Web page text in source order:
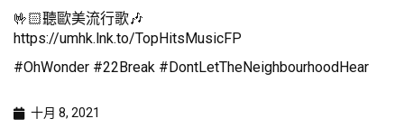
🤟🏻聽歐美流行歌🎶
https://umhk.lnk.to/TopHitsMusicFP
#OhWonder #22Break #DontLetTheNeighbourhoodHear
十月 8, 2021